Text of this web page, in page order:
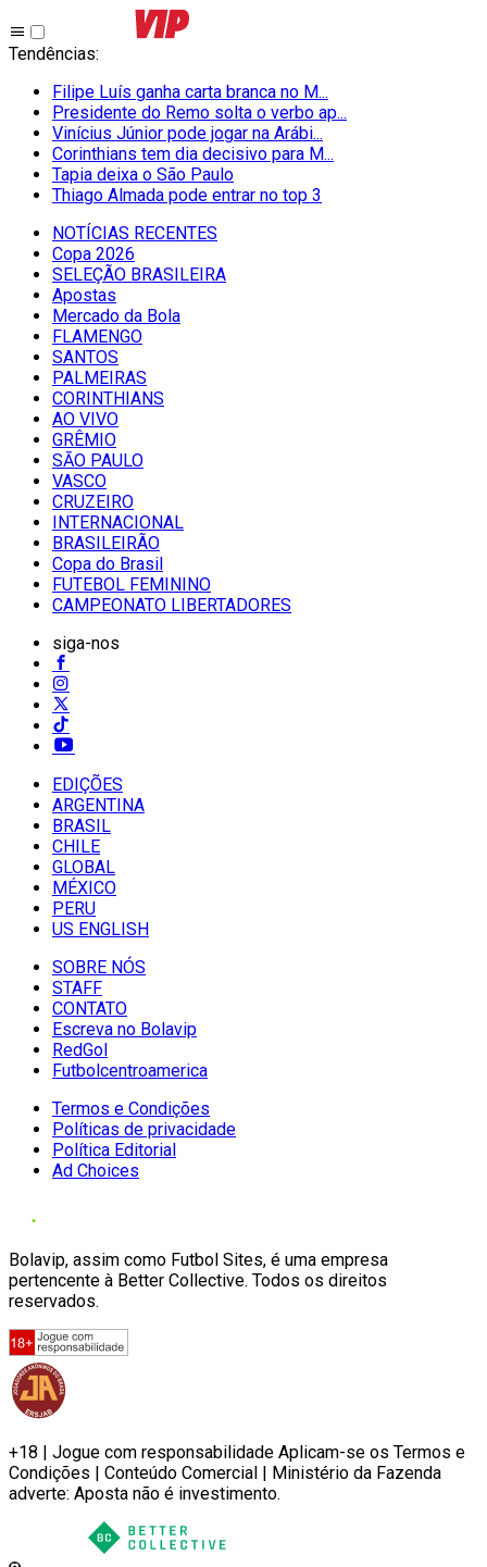
Tendências:
Filipe Luís ganha carta branca no M...
Presidente do Remo solta o verbo ap...
Vinícius Júnior pode jogar na Arábi...
Corinthians tem dia decisivo para M...
Tapia deixa o São Paulo
Thiago Almada pode entrar no top 3
NOTÍCIAS RECENTES
Copa 2026
SELEÇÃO BRASILEIRA
Apostas
Mercado da Bola
FLAMENGO
SANTOS
PALMEIRAS
CORINTHIANS
AO VIVO
GRÊMIO
SĀO PAULO
VASCO
CRUZEIRO
INTERNACIONAL
BRASILEIRÃO
Copa do Brasil
FUTEBOL FEMININO
CAMPEONATO LIBERTADORES
siga-nos
EDIÇÕES
ARGENTINA
BRASIL
CHILE
GLOBAL
MÉXICO
PERU
US ENGLISH
SOBRE NÓS
STAFF
CONTATO
Escreva no Bolavip
RedGol
Futbolcentroamerica
Termos e Condições
Políticas de privacidade
Política Editorial
Ad Choices
Bolavip, assim como Futbol Sites, é uma empresa
pertencente à Better Collective. Todos os direitos
reservados.
+18 | Jogue com responsabilidade Aplicam-se os Termos e
Condições | Conteúdo Comercial | Ministério da Fazenda
adverte: Aposta não é investimento.